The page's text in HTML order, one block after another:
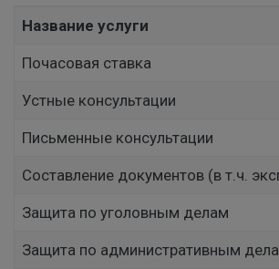
Название услуги
Почасовая ставка
Устные консультации
Письменные консультации
Составление документов (в т.ч.
Защита по уголовным делам
Защита по административным